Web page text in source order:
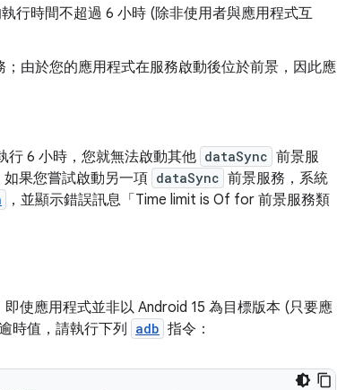
行時間不超過 6 小時 (除非使用者與應用程式互
；由於您的應用程式在服務啟動後位於前景，因此應
行 6 小時，您就無法啟動其他 dataSync 前景服
果您嘗試啟動另一項 dataSync 前景服務，系統
，並顯示錯誤訊息「Time limit is Of for 前景服務類
使應用程式並非以 Android 15 為目標版本 (只要應
時值，請執行下列
adb 指令：